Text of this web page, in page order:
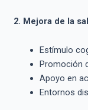
2. Mejora de la
Estímulo
Promoción
Apoyo en
Entornos